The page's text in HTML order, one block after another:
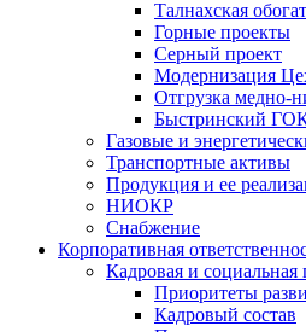
Талнахская
Горные проекты
Серный проект
Модернизация
Отгрузка медно-
Быстринский
Газовые и
Транспортные активы
Продукция и ее
НИОКР
Снабжение
Корпоративная
Кадровая и социальная
Приоритеты
Кадровый состав